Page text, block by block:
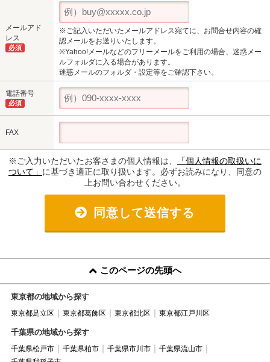
メールアド
レス
必須
※ご記入いただいたメールアドレス宛てに、お問合せ内容の確
認メールをお送りいたします。
※Yahoo!メールなどのフリーメールをご利用の場合、迷惑メー
ルフォルダに入る場合があります。
迷惑メールのフォルダ・設定等をご確認下さい。
電話番号
必須
FAX
※ご入力いただいたお客さまの個人情報は、
「個人情報の取扱いに
ついて」 に基づき適正に取り扱います。必ずお読みになり、同意の
上お問い合わせください。
同意して送信する
このページの先頭へ
東京都の地域から探す
東京都足立区 東京都葛飾区 東京都北区 東京都江戸川区
千葉県の地域から探す
千葉県松戸市 千葉県柏市 千葉県市川市
千葉県流山市